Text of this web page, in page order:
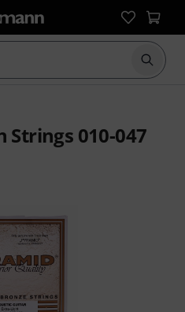
Suche
Strings 010-047
aus 431 Kundenbewertungen